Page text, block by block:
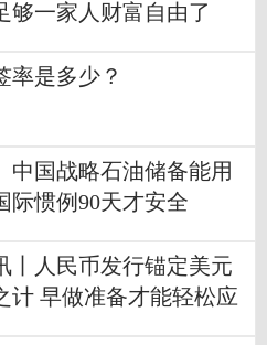
够一家人财富自由了
率是多少？
中国战略石油储备能用
际惯例90天才安全
丨人民币发行锚定美元
计 早做准备才能轻松应